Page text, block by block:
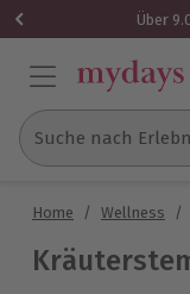
Über
Suche nach
Home / Wellness /